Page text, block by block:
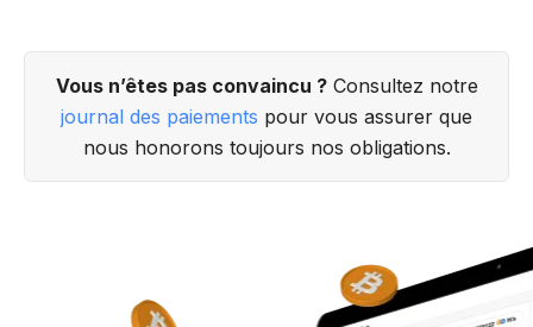
Vous n’êtes pas convaincu ?Consultez notre
journal des paiements pour vous assurer que
nous honorons toujours nos obligations.